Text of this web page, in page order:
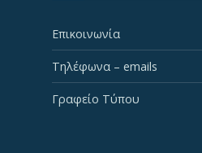
Επικοινωνία
Τηλέφωνα – emails
Γραφείο Τύπου